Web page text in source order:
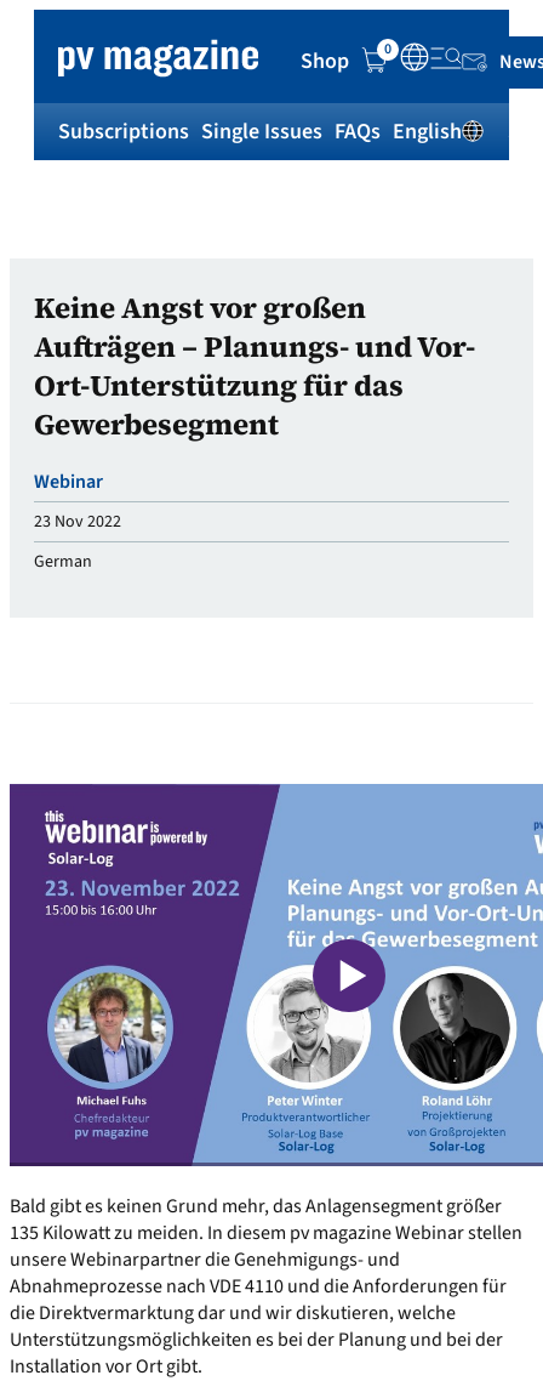
Shop 0
Subscriptions Single Issues FAQs English
Keine Angst vor großen
Aufträgen – Planungs- und Vor-
Ort-Unterstützung für das
Gewerbesegment
Webinar
23 Nov 2022
German
Bald gibt es keinen Grund mehr, das Anlagensegment größer
135 Kilowatt zu meiden. In diesem pv magazine Webinar stellen
unsere Webinarpartner die Genehmigungs- und
Abnahmeprozesse nach VDE 4110 und die Anforderungen für
die Direktvermarktung dar und wir diskutieren, welche
Unterstützungsmöglichkeiten es bei der Planung und bei der
Installation vor Ort gibt.